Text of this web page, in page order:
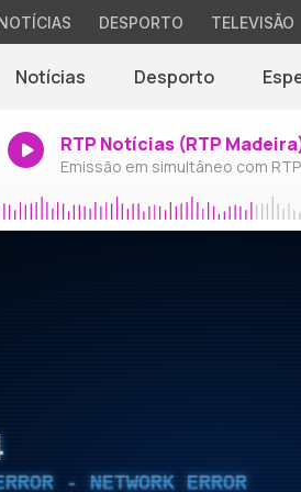
DESPORTO TELEVISÃO
Notícias Desporto
RTP Notícias (RTP
Emissão em simultâneo com
- NETWORK ERROR